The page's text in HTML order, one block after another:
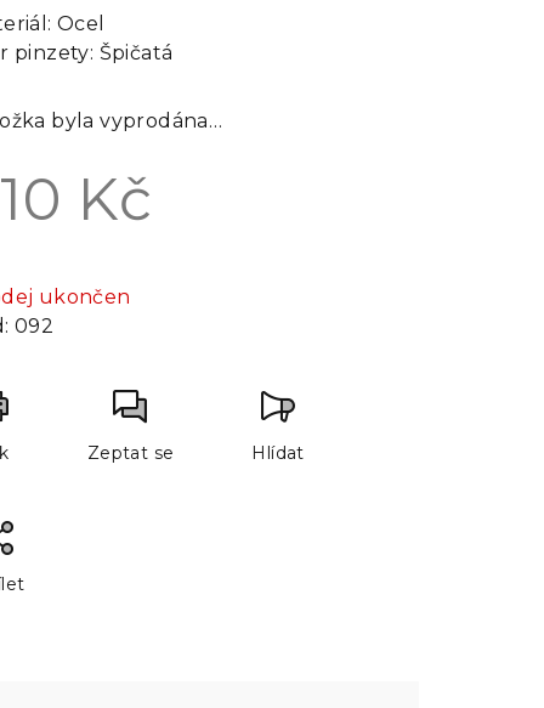
Ocel
pinzety: Špičatá
byla vyprodána…
Kč
ukončen
092
Zeptat se Hlídat